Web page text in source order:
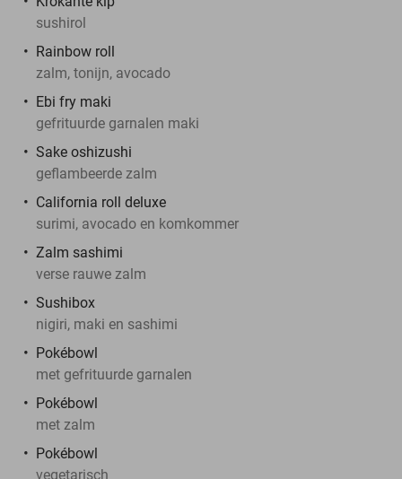
sushirol
Rainbow roll
zalm, tonijn, avocado
Ebi fry maki
gefrituurde garnalen maki
Sake oshizushi
geflambeerde zalm
California roll deluxe
surimi, avocado en komkommer
Zalm sashimi
verse rauwe zalm
Sushibox
nigiri, maki en sashimi
Pokébowl
met gefrituurde garnalen
Pokébowl
met zalm
Pokébowl
vegetarisch